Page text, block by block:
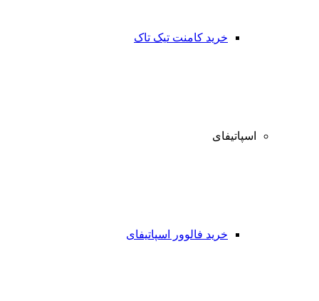
خرید کامنت تیک تاک
اسپاتیفای
خرید فالوور اسپاتیفای